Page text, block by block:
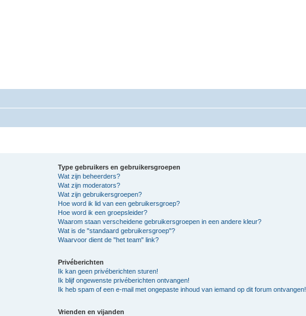
Type gebruikers en gebruikersgroepen
Wat zijn beheerders?
Wat zijn moderators?
Wat zijn gebruikersgroepen?
Hoe word ik lid van een gebruikersgroep?
Hoe word ik een groepsleider?
Waarom staan verscheidene gebruikersgroepen in een andere kleur?
Wat is de "standaard gebruikersgroep"?
Waarvoor dient de "het team" link?
Privéberichten
Ik kan geen privéberichten sturen!
Ik blijf ongewenste privéberichten ontvangen!
Ik heb spam of een e-mail met ongepaste inhoud van iemand op dit forum ontvangen!
Vrienden en vijanden